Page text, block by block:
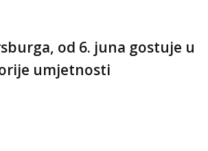
od 6. juna gostuje u
umjetnosti